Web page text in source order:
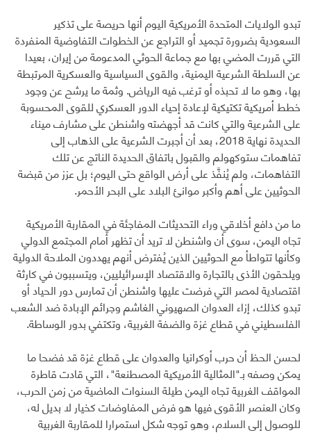
تبدو الولايات المتحدة الأمريكية اليوم أنها حريصة على تذكير
السعودية بضرورة تجميد أو التراجع عن الخطوات التفاوضية المنفردة
التي قررت المضي بها مع جماعة الحوثي المدعومة من إيران، بعيدا
عن السلطة الشرعية اليمنية، والقوى السياسية والعسكرية المرتبطة
بها، وهو ما لا تحبذه أو ترغب فيه الرياض. وثمة ما يرشح عن وجود
خطط أمريكية تكتيكية لإعادة إحياء الدور العسكري للقوى المحسوبة
على الشرعية والتي كانت قد أجهضته واشنطن على مشارف ميناء
الحديدة نهاية 2018، بعد أن أجبرت الشرعية على الذهاب إلى
تفاهمات ستوكهولم والقبول باتفاق الحديدة الناتج عن تلك
التفاهمات، ولم يُنفَّذ على أرض الواقع حتى اليوم؛ بل عزز من قبضة
الحوثيين على أهم وأكبر موانئ البلاد على البحر الأحمر.
ما من دافع أخلاقي وراء التحديثات المفاجئة في المقاربة الأمريكية
تجاه اليمن، سوى أن واشنطن لا تريد أن تظهر أمام المجتمع الدولي
وكأنها تتواطأ مع الحوثيين الذين يُفترض أنهم يهددون الملاحة الدولية
ويلحقون الأذى بالتجارة والاقتصاد الإسرائيليين، ويتسببون في كارثة
اقتصادية لمصر التي فرضت عليها واشنطن أن تمارس دور الحياد أو
تبدو كذلك، إزاء العدوان الصهيوني الغاشم وجرائم الإبادة ضد الشعب
الفلسطيني في قطاع غزة والضفة الغربية، وتكتفي بدور الوساطة.
لحسن الحظ أن حرب أوكرانيا والعدوان على قطاع غزة قد فضحا ما
يمكن وصفه بـ"المثالية الأمريكية المصطنعة"، التي قادت قاطرة
المواقف الغربية تجاه اليمن طيلة السنوات الماضية من زمن الحرب،
وكان العنصر الأقوى فيها هو فرض المفاوضات كخيار لا بديل له،
للوصول إلى السلام، وهو توجه شكل استمرارا للمقاربة الغربية